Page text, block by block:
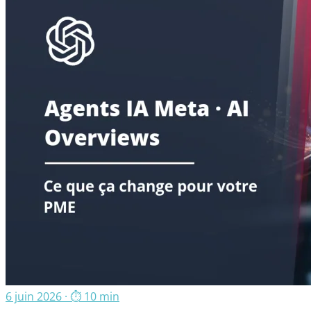
6 juin 2026 · ⏱ 10 min